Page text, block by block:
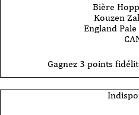
Bière
Kouzen
England
Gagnez 3 points